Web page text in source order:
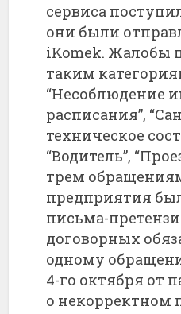
сервиса
они были
iKomek. Жалобы
таким
“Несоблюдение
расписания”,
техническое
“Водитель”,
трем
предприятия
письма-
договорных
одному
4-го октября от
о некорректном